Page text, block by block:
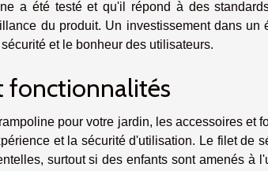
a été testé et qu'il répond à des
du produit. Un investissement dans un
et le bonheur des utilisateurs.
fonctionnalités
pour votre jardin, les accessoires et
et la sécurité d'utilisation. Le filet de
surtout si des enfants sont amenés à